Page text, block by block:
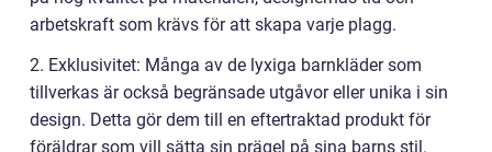
arbetskraft som krävs för att skapa varje plagg.
2. Exklusivitet: Många av de lyxiga barnkläder som
tillverkas är också begränsade utgåvor eller unika i sin
design. Detta gör dem till en eftertraktad produkt för
föräldrar som vill sätta sin prägel på sina barns stil.